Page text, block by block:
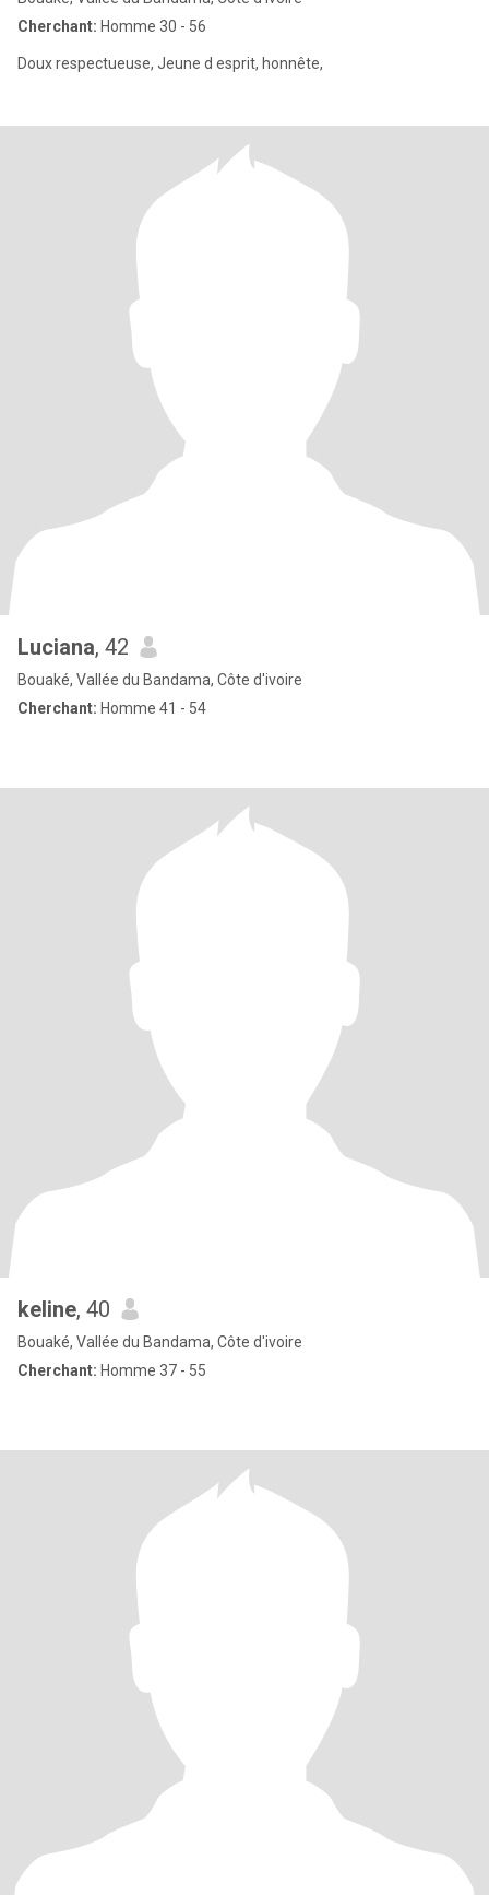
Cherchant: Homme 30 - 56
Doux respectueuse, Jeune d esprit, honnête,
Luciana, 42
Bouaké, Vallée du Bandama, Côte d'ivoire
Cherchant: Homme 41 - 54
keline, 40
Bouaké, Vallée du Bandama, Côte d'ivoire
Cherchant: Homme 37 - 55